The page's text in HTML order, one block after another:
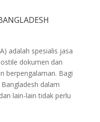
adalah spesialis jasa
dokumen dan
berpengalaman. Bagi
dalam
lain-lain tidak perlu